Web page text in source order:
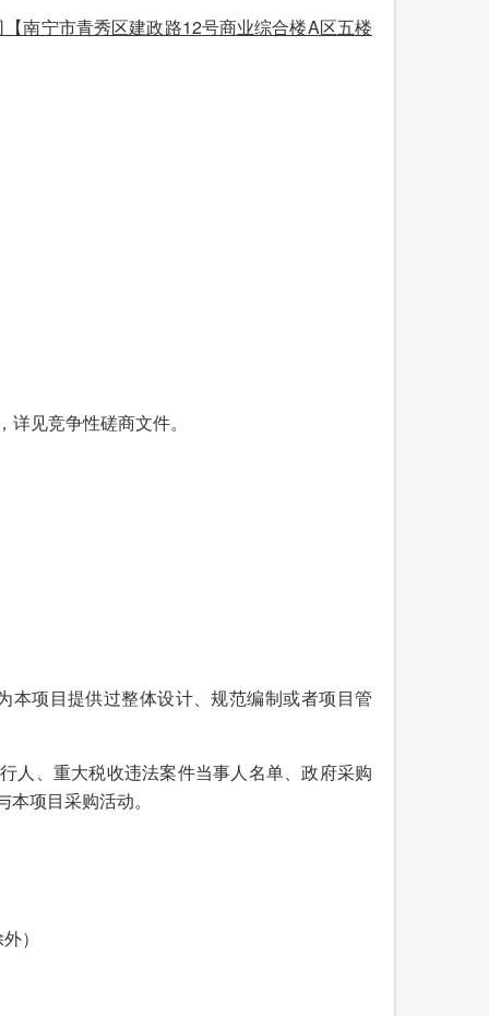
南宁市青秀区建政路12号商业综合楼A区五楼
见竞争性磋商文件。
项目提供过整体设计、规范编制或者项目管
人、重大税收违法案件当事人名单、政府采购
项目采购活动。
）